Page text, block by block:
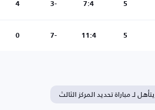
5
7:4
-3
4
5
11:4
-7
0
يتأهل لـ مباراة تحديد المركز الثالث